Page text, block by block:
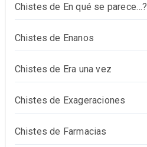
Chistes de En qué se parece…?
Chistes de Enanos
Chistes de Era una vez
Chistes de Exageraciones
Chistes de Farmacias